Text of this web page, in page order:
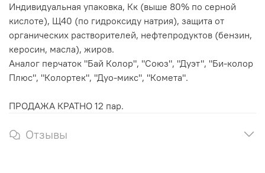
Индивидуальная упаковка, Кк (выше 80% по серной
кислоте), Щ40 (по гидроксиду натрия), защита от
органических растворителей, нефтепродуктов (бензин,
керосин, масла), жиров.
Аналог перчаток "Бай Колор", "Союз", "Дуэт", "Би-колор
Плюс", "Колортек", "Дуо-микс", "Комета".
ПРОДАЖА КРАТНО 12 пар.
Отзывы